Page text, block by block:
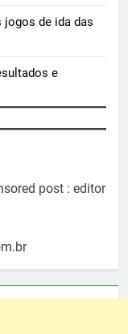
de ida das
e
post : editor